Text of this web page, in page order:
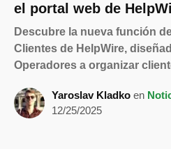
el portal web de
Descubre la nueva función
Clientes de HelpWire,
Operadores a organizar
Yaroslav Kladko en
12/25/2025